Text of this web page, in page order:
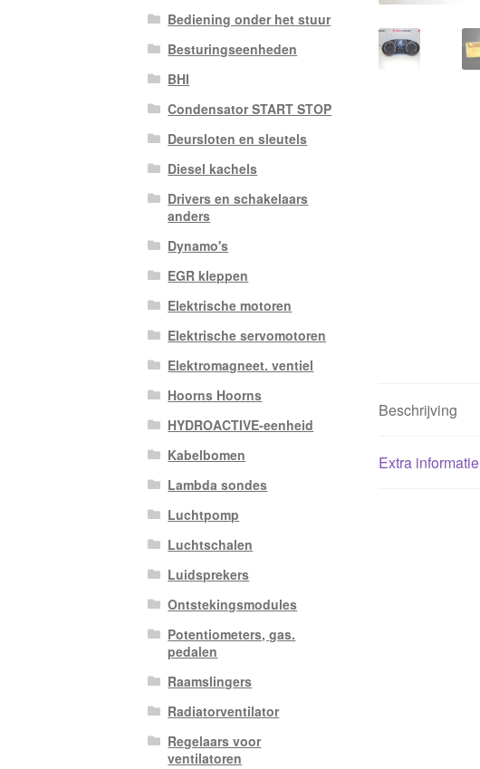
Beschrijving
Extra informatie
Bediening onder het stuur
Besturingseenheden
BHI
Condensator START STOP
Deursloten en sleutels
Diesel kachels
Drivers en schakelaars
anders
Dynamo's
EGR kleppen
Elektrische motoren
Elektrische servomotoren
Elektromagneet. ventiel
Hoorns Hoorns
HYDROACTIVE-eenheid
Kabelbomen
Lambda sondes
Luchtpomp
Luchtschalen
Luidsprekers
Ontstekingsmodules
Potentiometers, gas.
pedalen
Raamslingers
Radiatorventilator
Regelaars voor
ventilatoren